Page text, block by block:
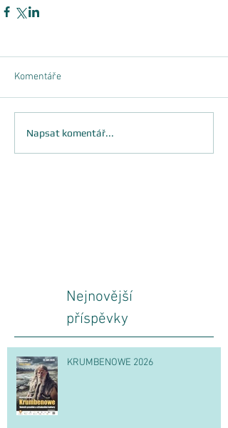
Komentáře
Napsat komentář...
Nejnovější
příspěvky
KRUMBENOWE 2026